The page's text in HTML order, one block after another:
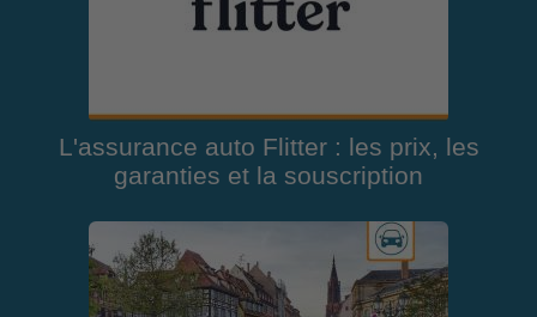
L'assurance auto Flitter : les prix, les
garanties et la souscription